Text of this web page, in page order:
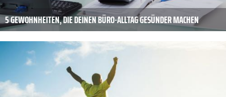
5 GEWOHNHEITEN, DIE DEINEN BÜRO-ALLTAG GESÜNDER MACHEN